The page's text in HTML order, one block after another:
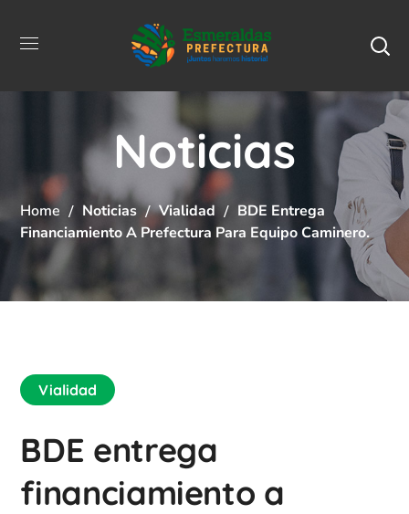
Noticias
Home Noticias Vialidad
BDE Entrega
Financiamiento A Prefectura Para Equipo Caminero.
Vialidad
BDE entrega
financiamiento a